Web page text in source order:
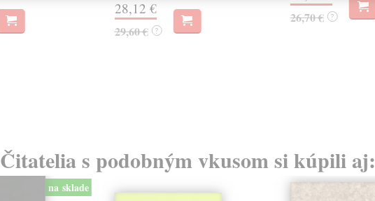
28,12 €
29,60 € ?
26,70 € ?
Čitatelia s podobným vkusom si kúpili aj:
na sklade